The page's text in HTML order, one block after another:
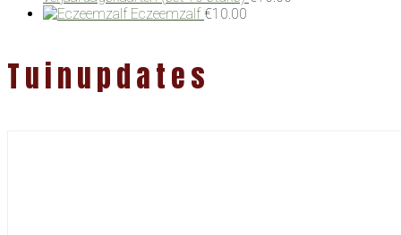
Eczeemzalf €10.00
Tuinupdates